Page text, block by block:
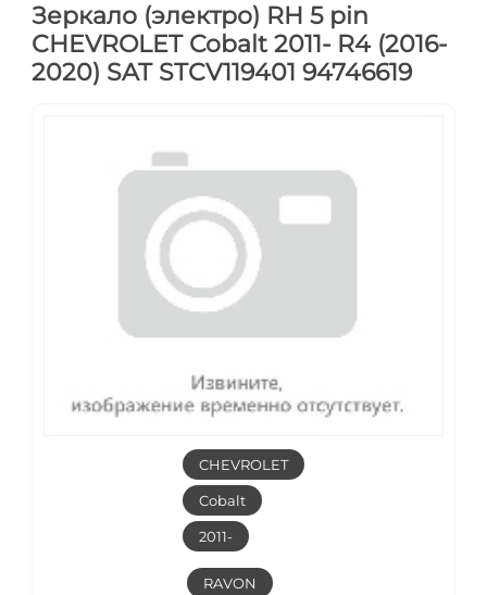
Зеркало (электро) RH 5 pin
CHEVROLET Cobalt 2011- R4 (2016-
2020) SAT STCV119401 94746619
CHEVROLET
Cobalt
2011-
RAVON